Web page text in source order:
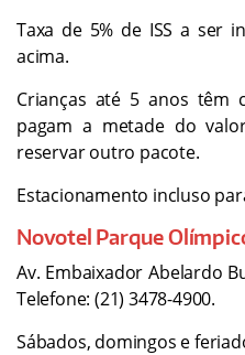
Taxa de 5% de ISS a ser
acima.
Crianças até 5 anos têm
pagam a metade do
reservar outro pacote.
Estacionamento incluso
Novotel Parque
Av. Embaixador Abelardo
Telefone: (21) 3478-4900.
Sábados, domingos e